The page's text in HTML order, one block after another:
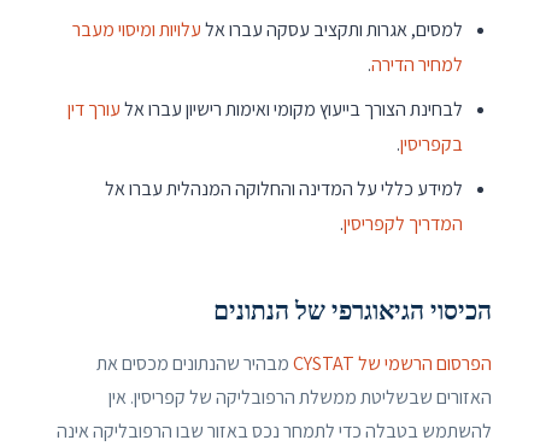
למסים, אגרות ותקציב עסקה עברו אלעלויות ומיסוי מעבר
למחיר הדירה.
לבחינת הצורך בייעוץ מקומי ואימות רישיון עברו אלעורך דין
בקפריסין.
למידע כללי על המדינה והחלוקה המנהלית עברו אל
המדריך לקפריסין.
הכיסוי הגיאוגרפי של הנתונים
הפרסום הרשמי של CYSTAT
מבהיר שהנתונים מכסים את
האזורים שבשליטת ממשלת הרפובליקה של קפריסין. אין
להשתמש בטבלה כדי לתמחר נכס באזור שבו הרפובליקה אינה